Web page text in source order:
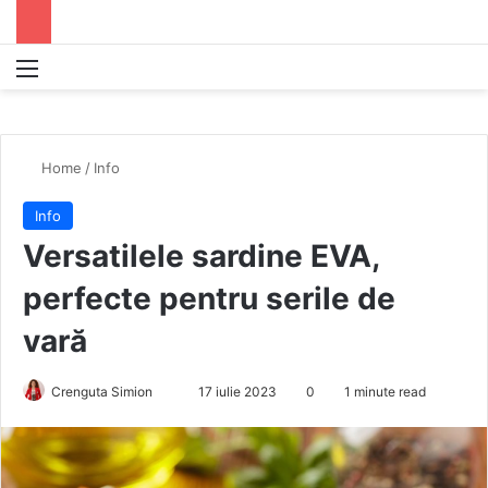
Home / Info
Info
Versatilele sardine EVA,
perfecte pentru serile de
vară
Crenguta Simion
n
d
17 iulie 2023 0 1 minute read